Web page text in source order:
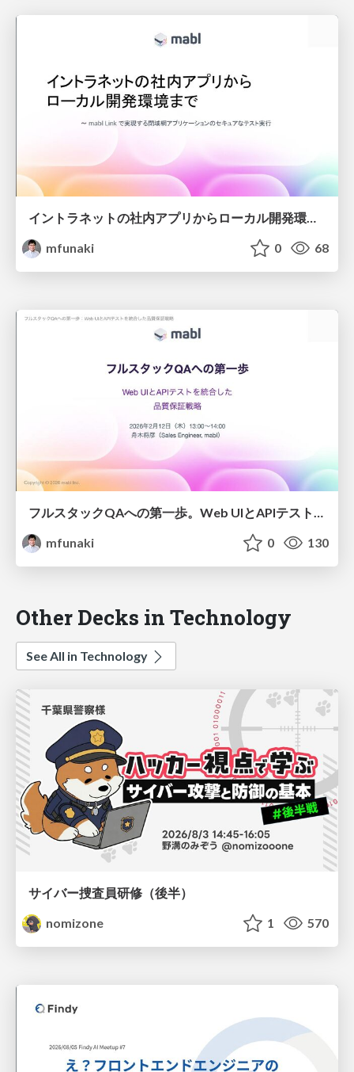
イントラネットの社内アプリからローカル開発環境まで〜mabl Linkで実現する閉域網アプリケーションのセキュアなテスト実行
mfunaki
0 68
フルスタックQAへの第一歩。Web UIとAPIテストを統合した品質保証戦略
mfunaki
0 130
Other Decks in Technology
See All in Technology
サイバー捜査員研修（後半）
nomizone
1 570